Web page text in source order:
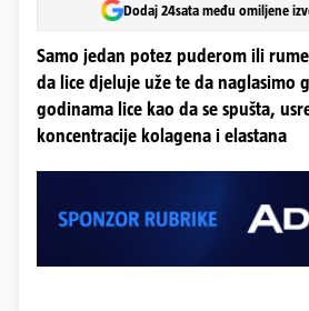
Dodaj 24sata među omiljene
Samo jedan potez puderom ili
da lice djeluje uže te da naglasimo
godinama lice kao da se spušta,
koncentracije kolagena i elastana